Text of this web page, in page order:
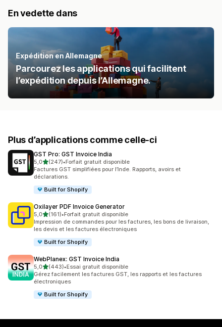
En vedette dans
Expédition en Allemagne
Parcourez les applications qui facilitent
l’expédition depuis l’Allemagne.
Plus d’applications comme celle-ci
GST Pro: GST Invoice India
5,0étoile(s) sur 5
(247)
247 avis au total
•Forfait gratuit disponible
Factures GST simplifiées pour l’Inde. Rapports, avoirs et
déclarations.
Built for Shopify
Oxilayer PDF Invoice Generator
5,0étoile(s) sur 5
(161)
161 avis au total
•Forfait gratuit disponible
Impression de commandes pour les factures, les bons de livraison,
les devis et les factures électroniques
Built for Shopify
WebPlanex: GST Invoice India
5,0étoile(s) sur 5
(443)
443 avis au total
•Essai gratuit disponible
Gérez facilement les factures GST, les rapports et les factures
électroniques
Built for Shopify